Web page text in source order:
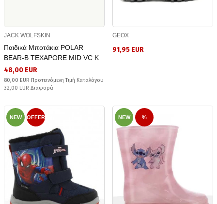
JACK WOLFSKIN
Παιδικά Μποτάκια POLAR
BEAR-B TEXAPORE MID VC K
48,00 EUR
80,00 EUR Προτεινόμενη Τιμή Καταλόγου
32,00 EUR Διαφορά
GEOX
91,95 EUR
NEW OFFER NEW %